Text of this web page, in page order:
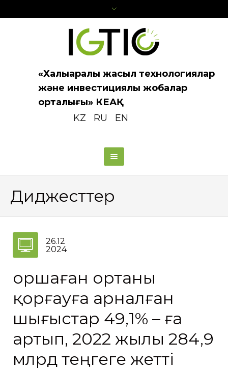
«Халықаралық жасыл технологиялар
және инвестициялық жобалар
орталығы» КЕАҚ
KZ
RU EN
Диджесттер
26.12
2024
Қоршаған ортаны
қорғауға арналған
шығыстар 49,1% – ға
артып, 2022 жылы 284,9
млрд теңгеге жетті